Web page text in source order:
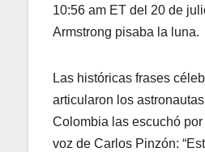
10:56 am ET del 20 de
Armstrong pisaba la luna.
Las históricas frases
articularon los
Colombia las escuchó
voz de Carlos Pinzón: